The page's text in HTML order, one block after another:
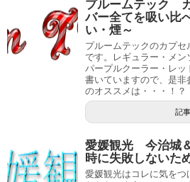
プルームテック
バー全てを吸い比
い・煙～
プルームテックのカプ
です。レギュラー・メン
パープルクーラー・レ
書いていますので、是
のオススメは・・・！？
記
愛媛観光 今治城
時に失敗しないた
愛媛観光はコレに気をつ